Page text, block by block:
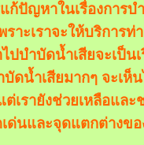
ปัญหาในเรื่องการบ
าะเราจะให้บริการ
บำบัดน้ำเสียจะเป็น
น้ำเสียมากๆ จะเห็น
เรายังช่วยเหลือแล
นและจุดแตกต่างขอ